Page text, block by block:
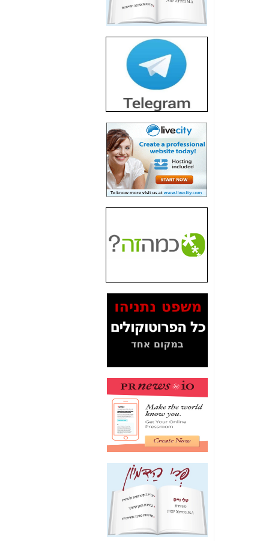
חשיפת חשד לשחיתות
הדומה לזו של "תיק
4000" אך בתחום
הסלולר -
חשיפת מה שלא
רוצים שתדעו בעניין
פריסת אנלימיטד
(בניחוח בלתי נסבל) -
כאן
חשיפה: איוב קרא
אישר לקבוצת סלקום
בדיוק מה שביבי אישר
כאן
האם השר איוב קרא
היה צריך בכלל לחתום
על האישור, שנתן
האם ביבי וקרא קבלו
בכלל תמורה עבור
Yes (תיק 4000)
מוכיחים "תפירת תיק"
לאיש הלא נכון! -כאן
עובדות ומסמכים
תקשורת עזר לקב'
בזק? -כאן
מה מקור ה-Fake
News שהביא לתפירת
תיק לביבי והעלמת
החשודים הנכונים -
אחת הרגליים של "תיק
4000 התפור"
התמוטטה היום
בניצחון (כפול) של בזק
כאן
איך כתבות מפנקות